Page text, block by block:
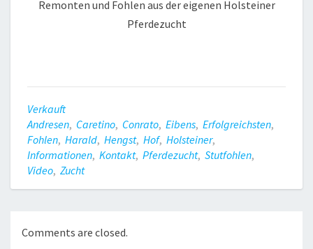
Remonten und Fohlen aus der eigenen Holsteiner
Pferdezucht
Verkauft
Andresen, Caretino, Conrato, Eibens, Erfolgreichsten,
Fohlen, Harald, Hengst, Hof, Holsteiner,
Informationen, Kontakt, Pferdezucht, Stutfohlen,
Video, Zucht
Comments are closed.